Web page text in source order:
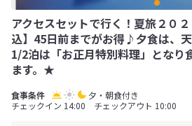
アクセスセットで行く！夏旅２０
込】45日前までがお得♪夕食は
1/2泊は「お正月特別料理」となり
ます。★
夕・朝食付き
チェックイン 14:00 チェックアウト 10:00